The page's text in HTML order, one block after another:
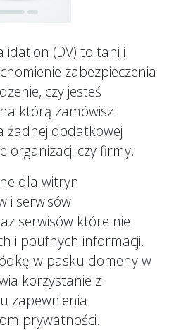
(DV) to tani i
zabezpieczenia
czy jesteś
którą zamówisz
żadnej dodatkowej
organizacji czy firmy.
dla witryn
i serwisów
serwisów które nie
i poufnych informacji.
w pasku domeny w
korzystanie z
zapewnienia
prywatności.